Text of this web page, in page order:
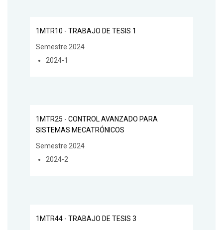
1MTR10 - TRABAJO DE TESIS 1
Semestre 2024
2024-1
1MTR25 - CONTROL AVANZADO PARA
SISTEMAS MECATRÓNICOS
Semestre 2024
2024-2
1MTR44 - TRABAJO DE TESIS 3